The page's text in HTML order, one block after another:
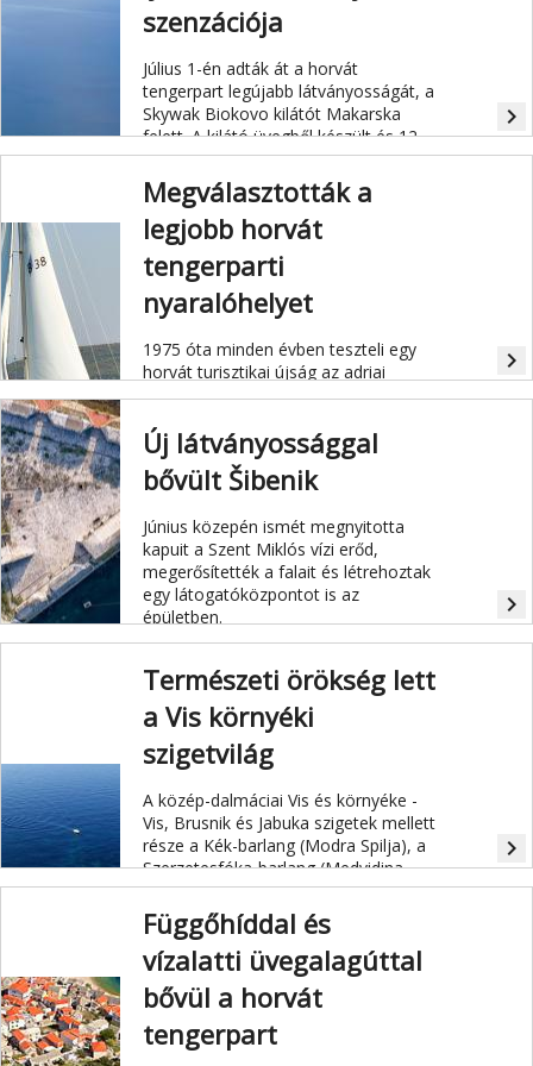
szenzációja
Július 1-én adták át a horvát
tengerpart legújabb látványosságát, a
Skywak Biokovo kilátót Makarska
felett. A kilátó üvegből készült és 12
méterre nyúlik ki a hegy sziklájáról,
alatta 100 méteres mélység terül el.
navigate_next
Megválasztották a
legjobb horvát
tengerparti
nyaralóhelyet
1975 óta minden évben teszteli egy
horvát turisztikai újság az adriai
tengerpart nyaralóhelyeit. Az idei
Korčula szigetén található.
navigate_next
Új látványossággal
bővült Šibenik
Június közepén ismét megnyitotta
kapuit a Szent Miklós vízi erőd,
megerősítették a falait és létrehoztak
egy látogatóközpontot is az
épületben.
navigate_next
Természeti örökség lett
a Vis környéki
szigetvilág
A közép-dalmáciai Vis és környéke -
Vis, Brusnik és Jabuka szigetek mellett
része a Kék-barlang (Modra Spilja), a
Szerzetesfóka-barlang (Medvidina
Spilja), Ravnik-sziget és annak
barlangja, a Zöld-barlang, valamint a
Stiniva-öböl - idén elnyerte az
UNESCO-tól a globális geopark
minősítést.
navigate_next
Függőhíddal és
vízalatti üvegalagúttal
bővül a horvát
tengerpart